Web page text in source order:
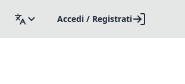
Accedi / Registrati